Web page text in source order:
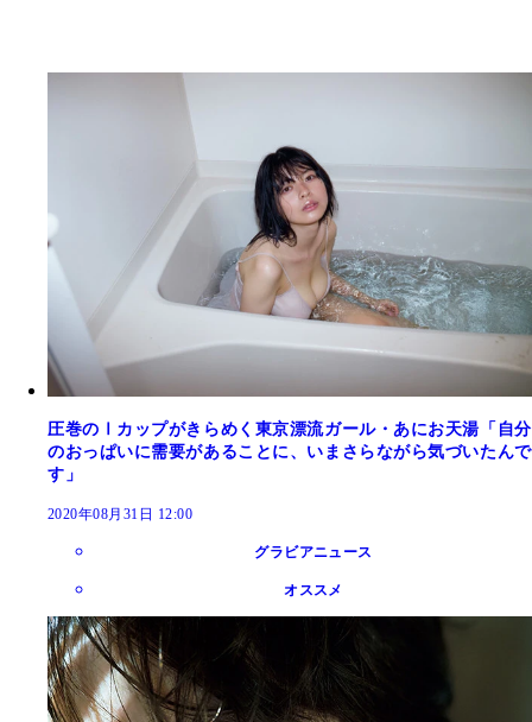
圧巻のⅠカップがきらめく東京漂流ガール・あにお天湯「自分
のおっぱいに需要があることに、いまさらながら気づいたんで
す」
2020年08月31日 12:00
グラビアニュース
オススメ